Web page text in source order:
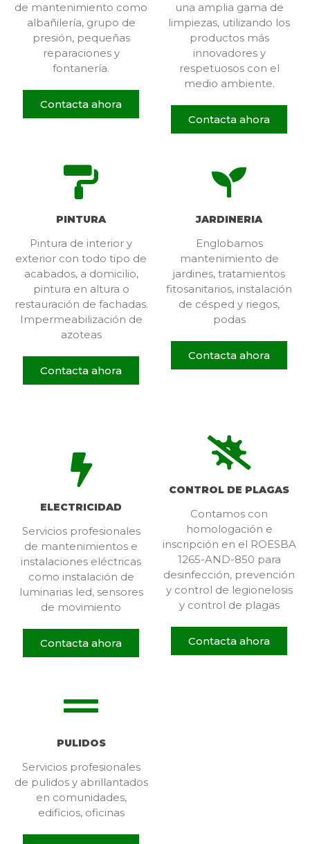
de mantenimiento como
albañilería, grupo de
presión, pequeñas
reparaciones y
fontanería.
Contacta ahora
una amplia gama de
limpiezas, utilizando los
productos más
innovadores y
respetuosos con el
medio ambiente.
Contacta ahora
PINTURA
Pintura de interior y
exterior con todo tipo de
acabados, a domicilio,
pintura en altura o
restauración de fachadas.
Impermeabilización de
azoteas
Contacta ahora
JARDINERIA
Englobamos
mantenimiento de
jardines, tratamientos
fitosanitarios, instalación
de césped y riegos,
podas
Contacta ahora
ELECTRICIDAD
Servicios profesionales
de mantenimientos e
instalaciones eléctricas
como instalación de
luminarias led, sensores
de movimiento
Contacta ahora
CONTROL DE PLAGAS
Contamos con
homologación e
inscripción en el ROESBA
1265-AND-850 para
desinfección, prevención
y control de legionelosis
y control de plagas
Contacta ahora
PULIDOS
Servicios profesionales
de pulidos y abrillantados
en comunidades,
edificios, oficinas